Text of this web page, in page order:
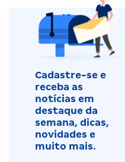
Cadastre-se e
receba as
notícias em
destaque da
semana, dicas,
novidades e
muito mais.